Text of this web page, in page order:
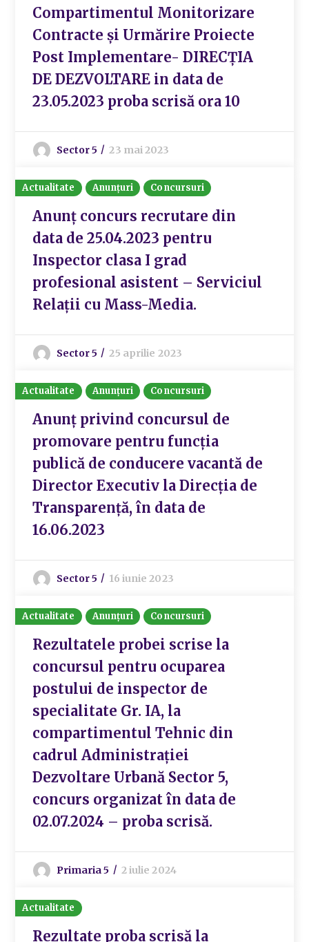
Compartimentul Monitorizare
Contracte și Urmărire Proiecte
Post Implementare- DIRECȚIA
DE DEZVOLTARE in data de
23.05.2023 proba scrisă ora 10
Sector 5 23 mai 2023
Actualitate Anunțuri Concursuri
Anunț concurs recrutare din
data de 25.04.2023 pentru
Inspector clasa I grad
profesional asistent – Serviciul
Relații cu Mass-Media.
Sector 5 25 aprilie 2023
Actualitate Anunțuri Concursuri
Anunț privind concursul de
promovare pentru funcția
publică de conducere vacantă de
Director Executiv la Direcția de
Transparență, în data de
16.06.2023
Sector 5 16 iunie 2023
Actualitate Anunțuri Concursuri
Rezultatele probei scrise la
concursul pentru ocuparea
postului de inspector de
specialitate Gr. IA, la
compartimentul Tehnic din
cadrul Administrației
Dezvoltare Urbană Sector 5,
concurs organizat în data de
02.07.2024 – proba scrisă.
Primaria 5 2 iulie 2024
Actualitate
Rezultate proba scrisă la